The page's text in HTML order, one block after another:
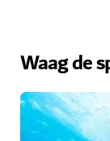
Waag de